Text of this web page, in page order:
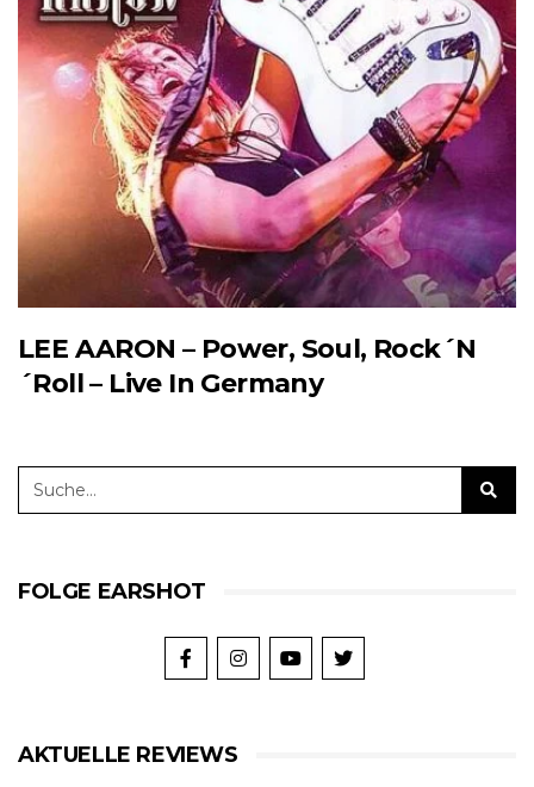
LEE AARON – Power, Soul, Rock´N
´Roll – Live In Germany
FOLGE EARSHOT
AKTUELLE REVIEWS